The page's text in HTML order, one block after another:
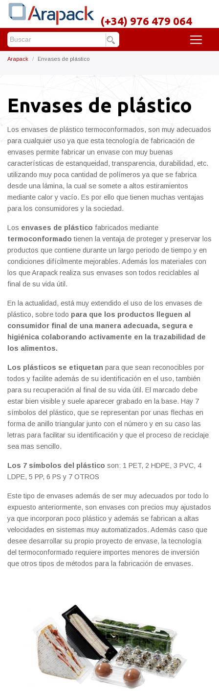
(+34) 976 479 064
Arapack Envases de plástico
Envases de plástico
Los envases de plástico termoconformados, son muy adecuados
para cualquier uso ya que esta tecnología de fabricación de
envases permite fabricar un envase con muy buenas
características de estanqueidad, transparencia, durabilidad, etc.
utilizando muy poca cantidad de polímeros ya que se fabrica
desde una lámina, la cual se somete a altos estiramientos
mediante calor y vacío. Es por ello que tienen muchas ventajas
para los consumidores y la sociedad.
Los envases de plástico fabricados mediante
termoconformado tienen la ventaja de proteger y preservar los
productos que contiene durante un largo periodo de tiempo y en
condiciones difícilmente mejorables. Además los materiales con
los que Arapack realiza sus envases son todos reciclables al
final de su vida útil.
En la actualidad, está muy extendido el uso de los envases de
plástico, sobre todo para que los productos lleguen al
consumidor final de una manera adecuada, segura e
higiénica colaborando activamente en la trazabilidad de
los alimentos.
Los plásticos se etiquetan para que sean reconocibles por
todos y facilite además de su identificación en el uso, también
para su recuperación al final de su vida útil. El marcado debe
estar bien visible y suele aparecer grabado en la base. Hay 7
símbolos del plástico, que se representan por unas flechas en
forma de anillo triangular junto con el número y en su caso las
letras para facilitar su identificación y que el proceso de reciclaje
sea mas sencillo.
Los 7 símbolos del plástico son: 1 PET, 2 HDPE, 3 PVC, 4
LDPE, 5 PP, 6 PS y 7 OTROS
Este tipo de envases además de ser muy adecuados por todo lo
expuesto anteriormente, son envases con precios muy ajustados
ya que incorporan poco plástico y además se fabrican a altas
velocidades en sistemas muy automatizados. Además caso que
desee desarrollar su propio proyecto de envase, la tecnología
del termoconformado requiere importes menores de inversión
que otros tipos de métodos para la fabricación de envases.